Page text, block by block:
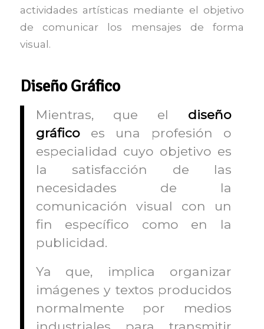
actividades artísticas mediante el objetivo
de comunicar los mensajes de forma
visual.
Diseño Gráfico
Mientras, que el diseño
gráficoes una profesión o
especialidad cuyo objetivo es
la satisfacción de las
necesidades de la
comunicación visual con un
fin específico como en la
publicidad.
Ya que, implica organizar
imágenes y textos producidos
normalmente por medios